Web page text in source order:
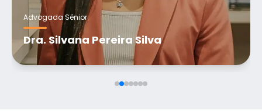
Advogada Sênior
Dra. Silvana Pereira Silva